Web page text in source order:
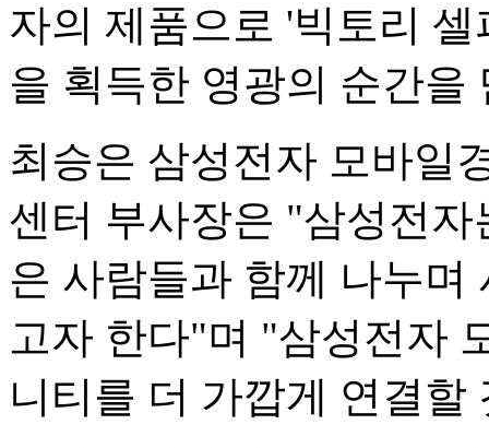
자의 제품으로 '빅토리
을 획득한 영광의 순간을
최승은 삼성전자 모바일
센터 부사장은 "삼성전
은 사람들과 함께 나누며
고자 한다"며 "삼성전자
니티를 더 가깝게 연결할